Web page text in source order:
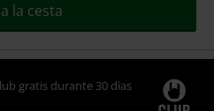
la cesta
gratis durante 30 días